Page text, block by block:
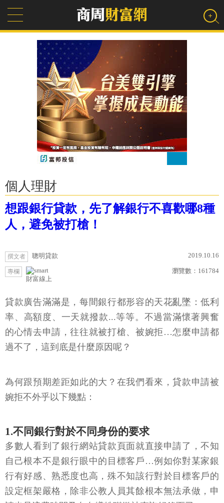
個人理財
想跟銀行貸款，先了解銀行不喜歡哪8種
人，避免被打槍！
撰文者 聰明貸款 2019.10.16
專欄
財富線上
瀏覽數： 161784
貸款廣告滿滿是，每間銀行都形容的天花亂墜：低利
率、高額度、一天就撥款...等等。不過當滿懷著興奮
的心情去申請，往往就被打槍、被婉拒…怎麼申請都
過不了，這到底是什麼原因呢？
為何跟預期差距如此的大？在我們看來，貸款申請被
婉拒不外乎以下幾點：
1.不同銀行對於不同身份的要求
多數人看到了銀行網站貸款頁面就直接申請了，不知
自己根本不是銀行眼中的目標客戶…例如你對某家銀
行有好感、熟悉度也高，殊不知該行對於目標客戶的
設定框架嚴格，除非公教人員其餘根本無法承做，申